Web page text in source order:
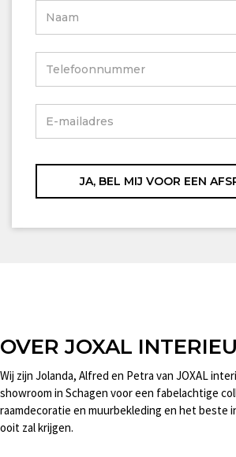
OVER JOXAL
Wij zijn Jolanda, Alfred en Petra van JOXAL
showroom in Schagen voor een fabelachtige
raamdecoratie en muurbekleding en het beste
ooit zal krijgen.